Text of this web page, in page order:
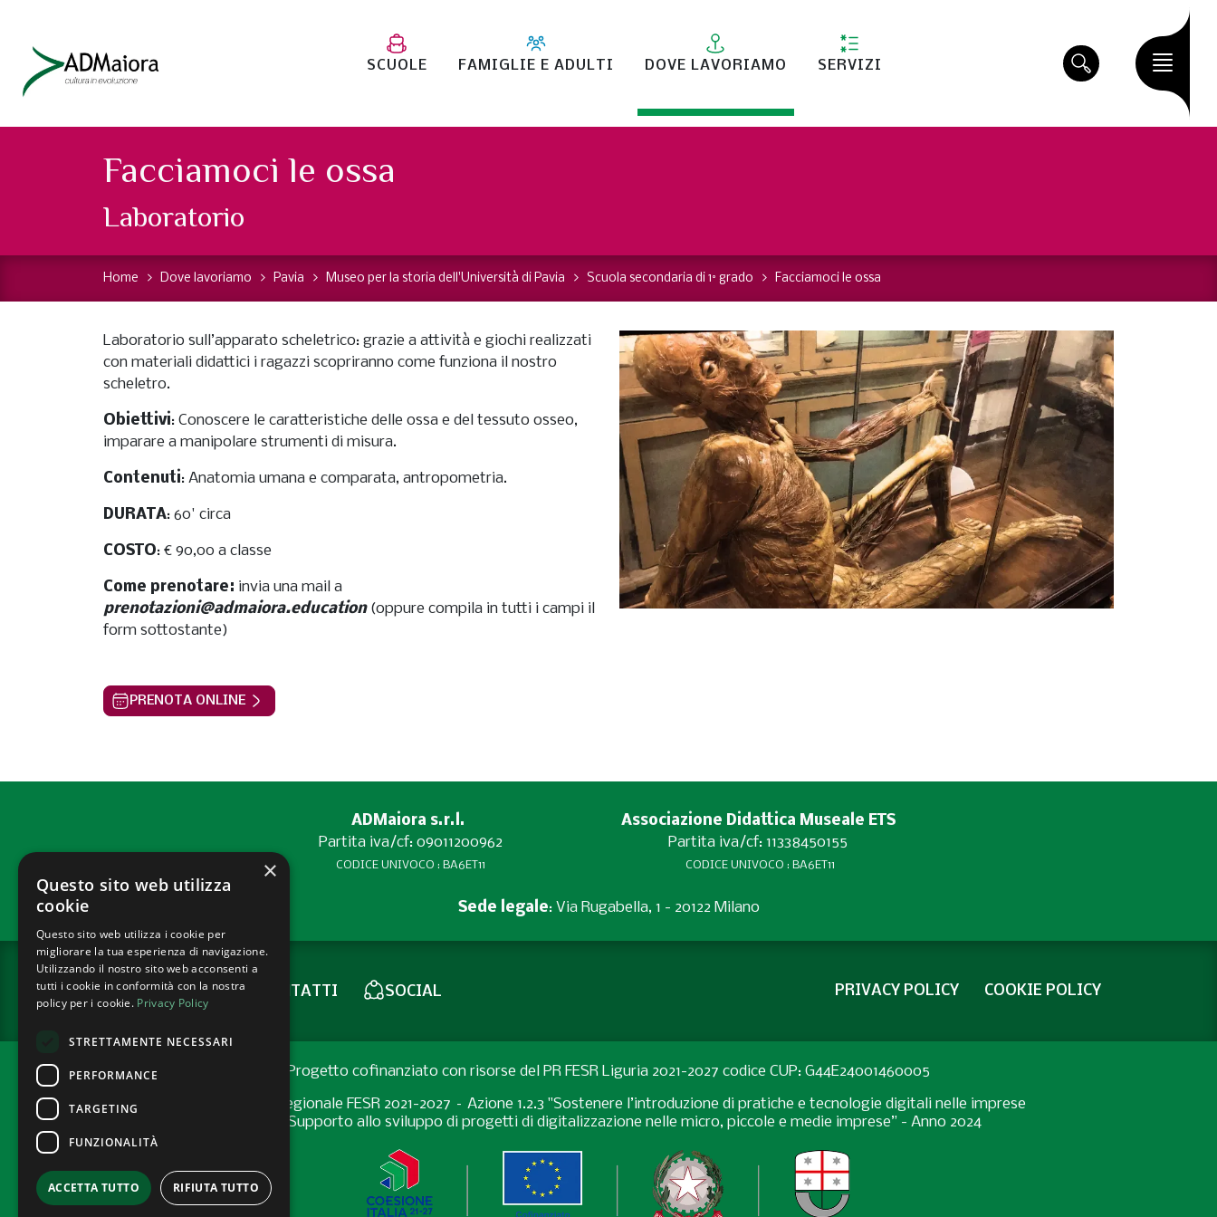
SCUOLE FAMIGLIE E ADULTI DOVE LAVORIAMO SERVIZI
Facciamoci le ossa
Laboratorio
Home Dove lavoriamo Pavia Museo per la storia dell'Università di Pavia Scuola secondaria di 1° grado Facciamoci le ossa
Laboratorio sull’apparato scheletrico: grazie a attività e giochi realizzati
con materiali didattici i ragazzi scopriranno come funziona il nostro
scheletro.
Obiettivi: Conoscere le caratteristiche delle ossa e del tessuto osseo,
imparare a manipolare strumenti di misura.
Contenuti: Anatomia umana e comparata, antropometria.
DURATA: 60' circa
COSTO: € 90,00 a classe
Come prenotare: invia una mail a
prenotazioni@admaiora.education (oppure compila in tutti i campi il
form sottostante)
PRENOTA ONLINE
ADMaiora s.r.l.
Partita iva/cf: 09011200962
CODICE UNIVOCO : BA6ET11
Associazione Didattica Museale ETS
Partita iva/cf: 11338450155
CODICE UNIVOCO : BA6ET11
Sede legale: Via Rugabella, 1 - 20122 Milano
NEWSLETTER CONTATTI SOCIAL PRIVACY POLICY COOKIE POLICY
Progetto cofinanziato con risorse del PR FESR Liguria 2021-2027 codice CUP: G44E24001460005
Programma Regionale FESR 2021-2027 – Azione 1.2.3 "Sostenere l’introduzione di pratiche e tecnologie digitali nelle imprese
Bando “Supporto allo sviluppo di progetti di digitalizzazione nelle micro, piccole e medie imprese” - Anno 2024
×
Questo sito web utilizza
cookie
Questo sito web utilizza i cookie per
migliorare la tua esperienza di navigazione.
Utilizzando il nostro sito web acconsenti a
tutti i cookie in conformità con la nostra
policy per i cookie. Privacy Policy
STRETTAMENTE NECESSARI
PERFORMANCE
TARGETING
FUNZIONALITÀ
ACCETTA TUTTO RIFIUTA TUTTO